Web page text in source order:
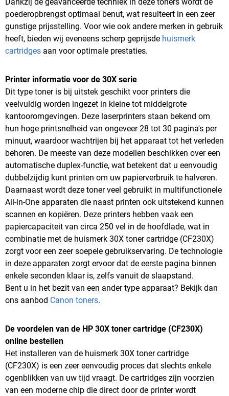
poederopbrengst optimaal benut, wat resulteert in een zeer
gunstige prijsstelling. Voor wie ook andere merken in gebruik
heeft, bieden wij eveneens scherp geprijsde huismerk
cartridges aan voor optimale prestaties.
Printer informatie voor de 30X serie
Dit type toner is bij uitstek geschikt voor printers die
veelvuldig worden ingezet in kleine tot middelgrote
kantooromgevingen. Deze laserprinters staan bekend om
hun hoge printsnelheid van ongeveer 28 tot 30 pagina's per
minuut, waardoor wachtrijen bij het apparaat tot het verleden
behoren. De meeste van deze modellen beschikken over een
automatische duplex-functie, wat betekent dat u eenvoudig
dubbelzijdig kunt printen om uw papierverbruik te halveren.
Daarnaast wordt deze toner veel gebruikt in multifunctionele
All-in-One apparaten die naast printen ook uitstekend kunnen
scannen en kopiëren. Deze printers hebben vaak een
papiercapaciteit van circa 250 vel in de hoofdlade, wat in
combinatie met de huismerk 30X toner cartridge (CF230X)
zorgt voor een zeer soepele gebruikservaring. De technologie
in deze apparaten zorgt ervoor dat de eerste pagina binnen
enkele seconden klaar is, zelfs vanuit de slaapstand.
Bent u in het bezit van een ander type apparaat? Bekijk dan
ons aanbod Canon toners.
De voordelen van de HP 30X toner cartridge (CF230X)
online bestellen
Het installeren van de huismerk 30X toner cartridge
(CF230X) is een zeer eenvoudig proces dat slechts enkele
ogenblikken van uw tijd vraagt. De cartridges zijn voorzien
van een moderne chip die direct door de printer wordt